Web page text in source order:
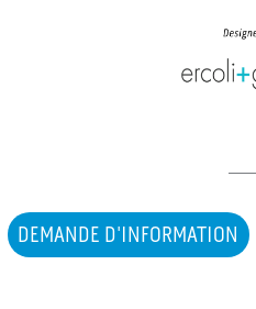
DEMANDE D'INFORMATION